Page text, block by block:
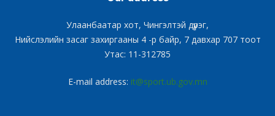
Улаанбаатар хот, Чингэлтэй дүүрэг,
Нийслэлийн засаг захиргааны 4 -р байр, 7 давхар 707 тоот
Утас: 11-312785
E-mail address: it@sport.ub.gov.mn